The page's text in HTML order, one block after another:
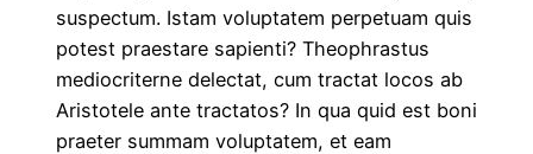
suspectum. Istam voluptatem perpetuam quis
potest praestare sapienti? Theophrastus
mediocriterne delectat, cum tractat locos ab
Aristotele ante tractatos? In qua quid est boni
praeter summam voluptatem, et eam